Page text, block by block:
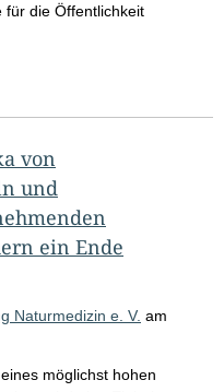
für die Öffentlichkeit
von
und
ein Ende
Naturmedizin e. V. am
möglichst hohen